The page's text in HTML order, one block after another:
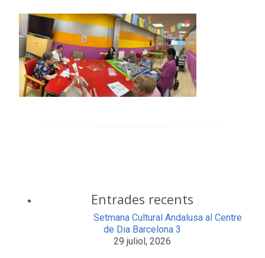
Centres
Ajuts
Contacte
Blog
Entrades recents
Setmana Cultural Andalusa al Centre
de Dia Barcelona 3
29 juliol, 2026